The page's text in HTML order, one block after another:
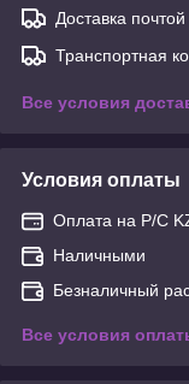
Доставка почтой
Транспортная
Все условия
Условия оплаты
Оплата на Р/С
Наличными
Безналичный
Все условия